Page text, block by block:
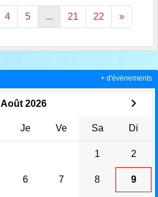
4 5 ... 21 22 »
Août 2026
Je Ve Sa Di
1 2
6 7 8 9
+ d'évènements